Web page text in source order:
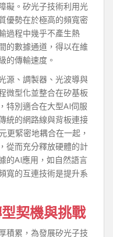
礙。矽光子技術利用光
優勢在於極高的頻寬密
過程中幾乎不產生熱
的數據通道，得以在維
的傳輸速度。
源、調製器、光波導與
微型化並整合在矽基板
特別適合在大型AI伺服
統的網路線與背板連接
更緊密地耦合在一起，
從而充分釋放硬體的計
的AI應用，如自然語言
寬的互連技術是提升系
契機與挑戰
積累，為發展矽光子技